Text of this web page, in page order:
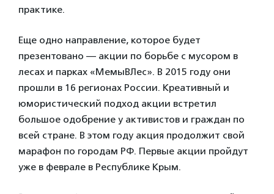
практике.
Еще одно направление, которое будет
презентовано — акции по борьбе с мусором в
лесах и парках «МемыВЛес». В 2015 году они
прошли в 16 регионах России. Креативный и
юмористический подход акции встретил
большое одобрение у активистов и граждан по
всей стране. В этом году акция продолжит свой
марафон по городам РФ. Первые акции пройдут
уже в феврале в Республике Крым.